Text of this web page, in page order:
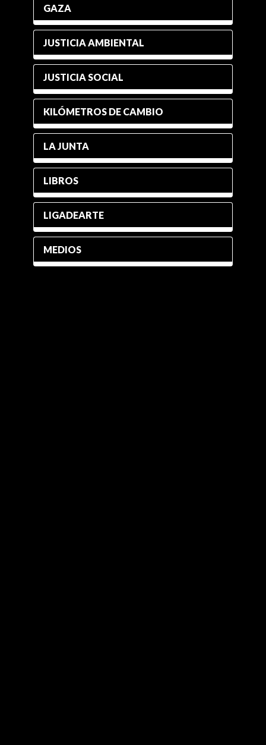
GAZA
JUSTICIA AMBIENTAL
JUSTICIA SOCIAL
KILÓMETROS DE CAMBIO
LA JUNTA
LIBROS
LIGADEARTE
MEDIOS